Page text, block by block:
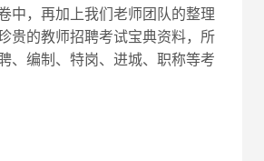
中，再加上我们老师团队的整理
贵的教师招聘考试宝典资料，所
、编制、特岗、进城、职称等考